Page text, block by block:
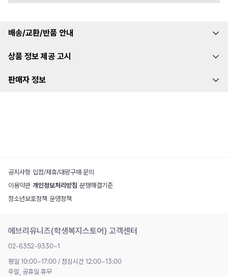
배송/교환/반품 안내
상품 정보 제공 고시
판매자 정보
공지사항 입점/제휴/대량구매 문의
이용약관 개인정보처리방침 분쟁해결기준
청소년보호정책 운영정책
에브리유니즈(학생복지스토어) 고객센터
02-6352-9330~1
평일 10:00~17:00 / 점심시간 12:00~13:00
주말, 공휴일 휴무